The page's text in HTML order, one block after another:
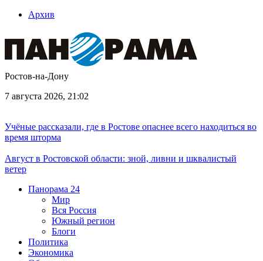
Архив
Ростов-на-Дону
7 августа 2026, 21:02
Учёные рассказали, где в Ростове опаснее всего находиться во
время шторма
Август в Ростовской области: зной, ливни и шквалистый
ветер
Панорама 24
Мир
Вся Россия
Южный регион
Блоги
Политика
Экономика